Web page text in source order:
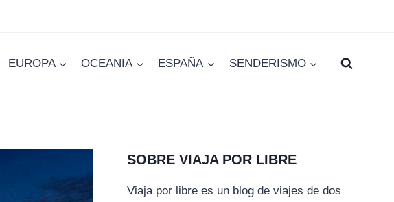
EUROPA OCEANIA ESPAÑA SENDERISMO
SOBRE VIAJA POR LIBRE
Viaja por libre es un blog de viajes de dos